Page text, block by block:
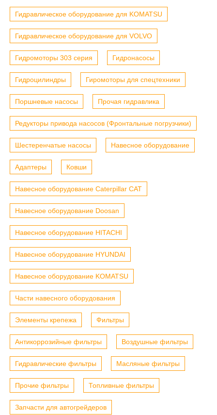
Гидравлическое оборудование для KOMATSU
Гидравлическое оборудование для VOLVO
Гидромоторы 303 серия Гидронасосы
Гидроцилиндры Гиромоторы для спецтехники
Поршневые насосы Прочая гидравлика
Редукторы привода насосов (Фронтальные погрузчики)
Шестеренчатые насосы Навесное оборудование
Адаптеры Ковши
Навесное оборудование Caterpillar CAT
Навесное оборудование Doosan
Навесное оборудование HITACHI
Навесное оборудование HYUNDAI
Навесное оборудование KOMATSU
Части навесного оборудования
Элементы крепежа Фильтры
Антикоррозийные фильтры Воздушные фильтры
Гидравлические фильтры Масляные фильтры
Прочие фильтры Топливные фильтры
Запчасти для автогрейдеров